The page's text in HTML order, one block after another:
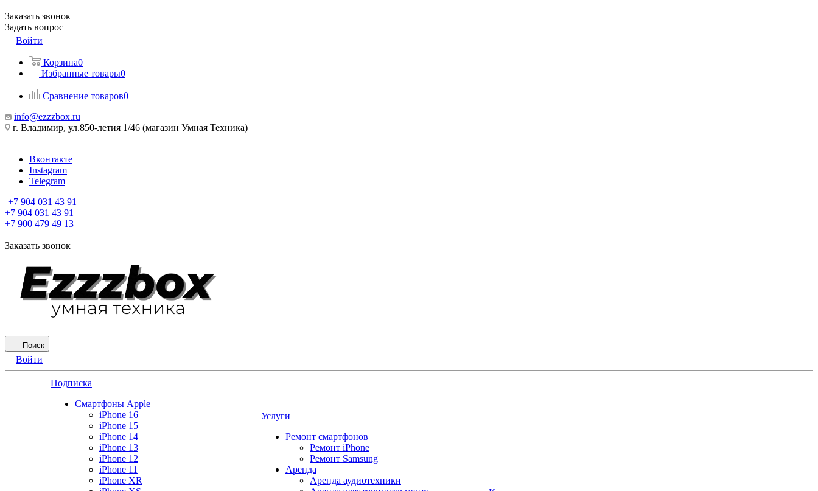
Заказать звонок
Задать вопрос
Войти
Корзина0
Избранные товары0
Сравнение товаров0
info@ezzzbox.ru
г. Владимир, ул.850-летия 1/46 (магазин Умная Техника)
Вконтакте
Instagram
Telegram
+7 904 031 43 91
+7 904 031 43 91
+7 900 479 49 13
Заказать звонок
Поиск
Войти
Подписка
Смартфоны Apple
iPhone 16
iPhone 15
iPhone 14
iPhone 13
iPhone 12
iPhone 11
iPhone XR
Услуги
Ремонт смартфонов
Ремонт iPhone
Ремонт Samsung
Аренда
Аренда аудиотехники